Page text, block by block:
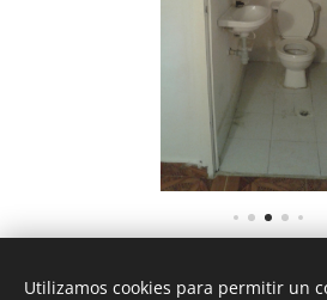
Utilizamos cookies para permitir un